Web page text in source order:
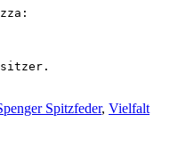
Spitzfeder, Vielfalt